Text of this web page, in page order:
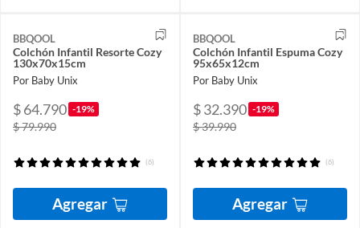
BBQOOL
Colchón Infantil Resorte Cozy
130x70x15cm
Por Baby Unix
$ 64.790 -19%
$ 79.990
(6)
Agregar
BBQOOL
Colchón Infantil Espuma Cozy
95x65x12cm
Por Baby Unix
$ 32.390 -19%
$ 39.990
(6)
Agregar